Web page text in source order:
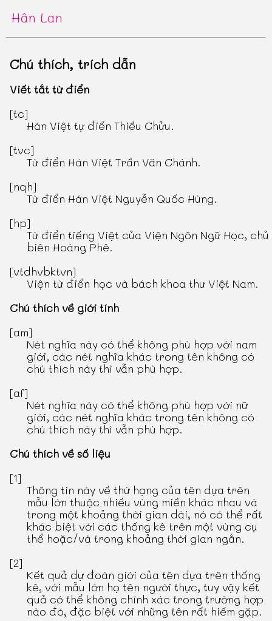
Hân Lan
Chú thích, trích dẫn
Viết tắt từ điển
[tc]
Hán Việt tự điển Thiều Chửu.
[tvc]
Từ điển Hán Việt Trần Văn Chánh.
[nqh]
Từ điển Hán Việt Nguyễn Quốc Hùng.
[hp]
Từ điển tiếng Việt của Viện Ngôn Ngữ Học, chủ
biên Hoàng Phê.
[vtdhvbktvn]
Viện từ điển học và bách khoa thư Việt Nam.
Chú thích về giới tính
[am]
Nét nghĩa này có thể không phù hợp với nam
giới, các nét nghĩa khác trong tên không có
chú thích này thì vẫn phù hợp.
[af]
Nét nghĩa này có thể không phù hợp với nữ
giới, các nét nghĩa khác trong tên không có
chú thích này thì vẫn phù hợp.
Chú thích về số liệu
[1]
Thông tin này về thứ hạng của tên dựa trên
mẫu lớn thuộc nhiều vùng miền khác nhau và
trong một khoảng thời gian dài, nó có thể rất
khác biệt với các thống kê trên một vùng cụ
thể hoặc/và trong khoảng thời gian ngắn.
[2]
Kết quả dự đoán giới của tên dựa trên thống
kê, với mẫu lớn họ tên người thực, tuy vậy kết
quả có thể không chính xác trong trường hợp
nào đó, đặc biệt với những tên rất hiếm gặp.